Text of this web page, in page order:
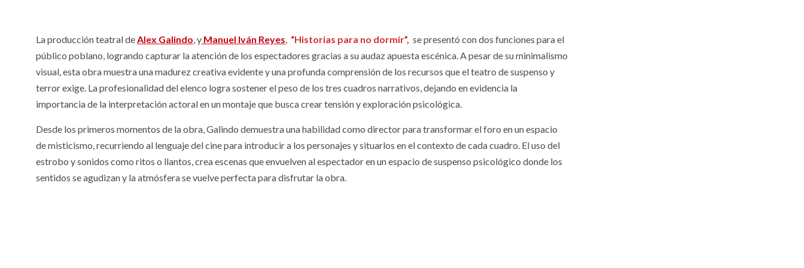
La producción teatral deAlex Galindo, y Manuel Iván Reyes, “Historias para no dormir”, se presentó con dos funciones para el
público poblano, logrando capturar la atención de los espectadores gracias a su audaz apuesta escénica. A pesar de su minimalismo
visual, esta obra muestra una madurez creativa evidente y una profunda comprensión de los recursos que el teatro de suspenso y
terror exige. La profesionalidad del elenco logra sostener el peso de los tres cuadros narrativos, dejando en evidencia la
importancia de la interpretación actoral en un montaje que busca crear tensión y exploración psicológica.
Desde los primeros momentos de la obra, Galindo demuestra una habilidad como director para transformar el foro en un espacio
de misticismo, recurriendo al lenguaje del cine para introducir a los personajes y situarlos en el contexto de cada cuadro. El uso del
estrobo y sonidos como ritos o llantos, crea escenas que envuelven al espectador en un espacio de suspenso psicológico donde los
sentidos se agudizan y la atmósfera se vuelve perfecta para disfrutar la obra.